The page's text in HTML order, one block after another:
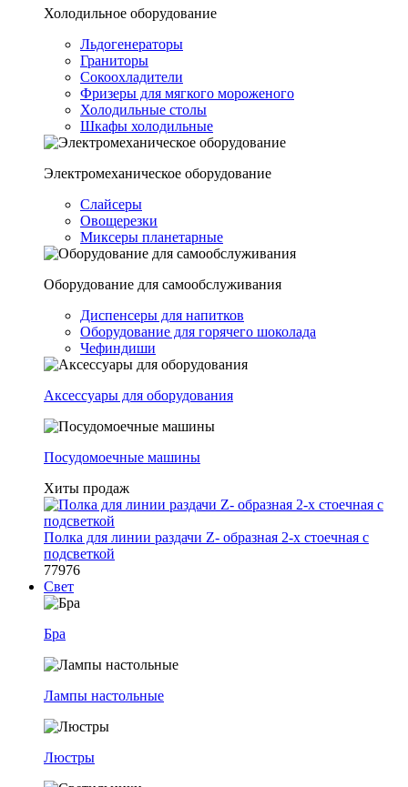
Холодильное оборудование
Льдогенераторы
Граниторы
Сокоохладители
Фризеры для мягкого мороженого
Холодильные столы
Шкафы холодильные
Электромеханическое оборудование
Слайсеры
Овощерезки
Миксеры планетарные
Оборудование для самообслуживания
Диспенсеры для напитков
Оборудование для горячего шоколада
Чефиндиши
Аксессуары для оборудования
Посудомоечные машины
Хиты продаж
Полка для линии раздачи Z- образная 2-х стоечная с
подсветкой
77976
Свет
Бра
Лампы настольные
Люстры